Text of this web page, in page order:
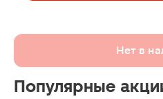
Нет в
Популярные